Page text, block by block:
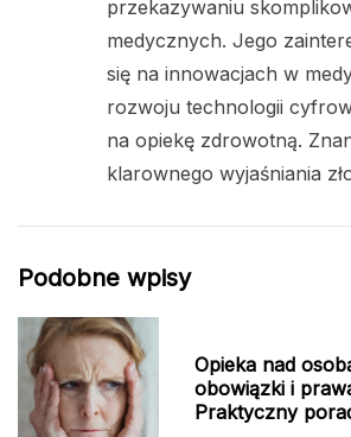
przekazywaniu
medycznych. Jego
się na innowacjach w
rozwoju technologii
na opiekę zdrowotną.
klarownego wyjaśniania
Podobne wpisy
Opieka nad
obowiązki i
Praktyczny